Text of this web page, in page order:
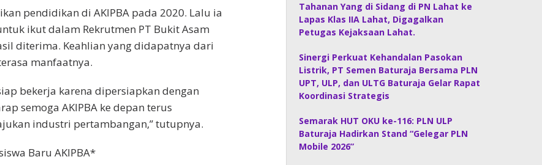
pendidikan di AKIPBA pada 2020. Lalu ia
ikut dalam Rekrutmen PT Bukit Asam
diterima. Keahlian yang didapatnya dari
manfaatnya.
bekerja karena dipersiapkan dengan
semoga AKIPBA ke depan terus
industri pertambangan,” tutupnya.
Baru AKIPBA*
Tahanan Yang di Sidang di PN Lahat ke
Lapas Klas IIA Lahat, Digagalkan
Petugas Kejaksaan Lahat.
Sinergi Perkuat Kehandalan Pasokan
Listrik, PT Semen Baturaja Bersama PLN
UPT, ULP, dan ULTG Baturaja Gelar Rapat
Koordinasi Strategis
Semarak HUT OKU ke-116: PLN ULP
Baturaja Hadirkan Stand “Gelegar PLN
Mobile 2026”